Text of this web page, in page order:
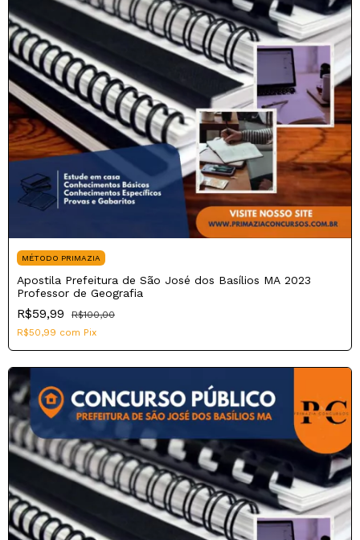
MÉTODO PRIMAZIA
Apostila Prefeitura de São José dos Basílios MA 2023
Professor de Geografia
R$59,99
R$100,00
R$50,99 com Pix